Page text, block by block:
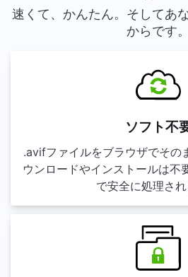
速くて、かんたん。そしてあ
からです。
ソフト不
.avifファイルをブラウザでその
ウンロードやインストールは不
で安全に処理され